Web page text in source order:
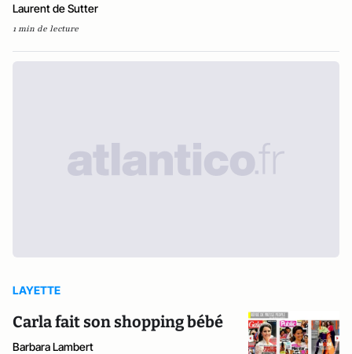
Laurent de Sutter
1 min de lecture
LAYETTE
Carla fait son shopping bébé
Barbara Lambert